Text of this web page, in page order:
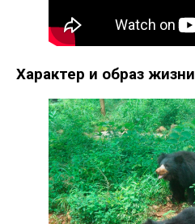
Характер и образ жизни